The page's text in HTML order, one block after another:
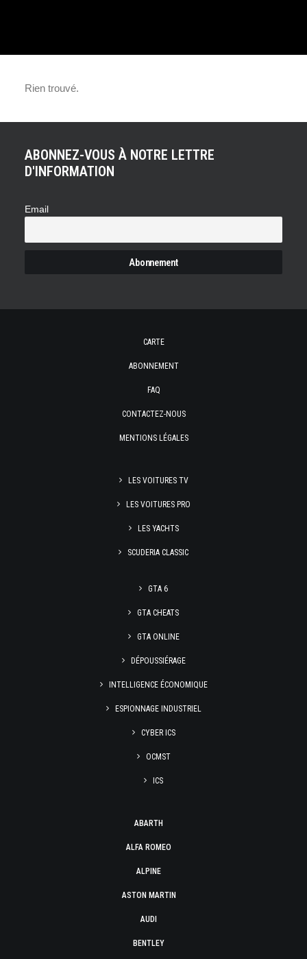
L’ABSENCE DE
AUTOMOBILISTES !
Rien trouvé.
ABONNEZ-VOUS À NOTRE LETTRE
D'INFORMATION
Email
CARTE
ABONNEMENT
FAQ
CONTACTEZ-NOUS
MENTIONS LÉGALES
LES VOITURES TV
LES VOITURES PRO
LES YACHTS
SCUDERIA CLASSIC
GTA 6
GTA CHEATS
GTA ONLINE
DÉPOUSSIÉRAGE
INTELLIGENCE ÉCONOMIQUE
ESPIONNAGE INDUSTRIEL
CYBER ICS
OCMST
ICS
ABARTH
ALFA ROMEO
ALPINE
ASTON MARTIN
AUDI
BENTLEY